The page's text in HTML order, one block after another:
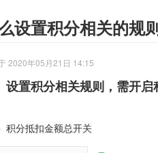
设置积分相关的规
2020年05月21日 14:15
设置积分相关规则，需开启
积分抵扣金额总开关